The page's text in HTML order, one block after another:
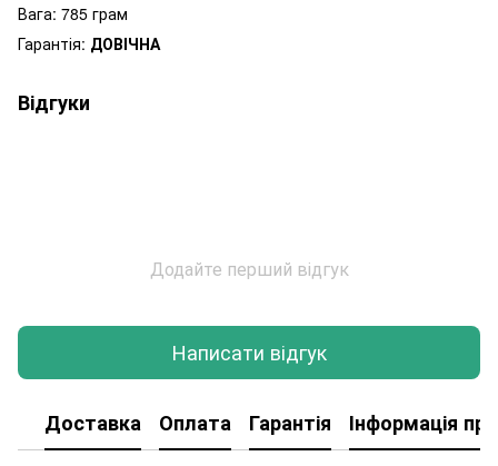
Вага: 785 грам
Гарантія: ДОВІЧНА
Відгуки
Додайте перший відгук
Написати відгук
Доставка Оплата Гарантія Інформація